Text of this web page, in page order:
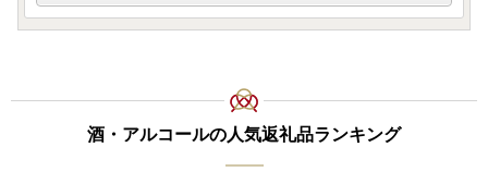
酒・アルコールの人気返礼品ランキング